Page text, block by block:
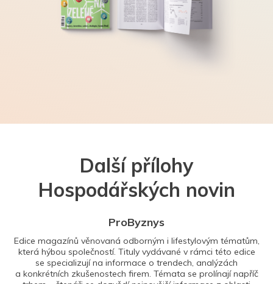
Další přílohy
Hospodářských novin
ProByznys
Edice magazínů věnovaná odborným i lifestylovým tématům,
která hýbou společností. Tituly vydávané v rámci této edice
se specializují na informace o trendech, analýzách
a konkrétních zkušenostech firem. Témata se prolínají napříč